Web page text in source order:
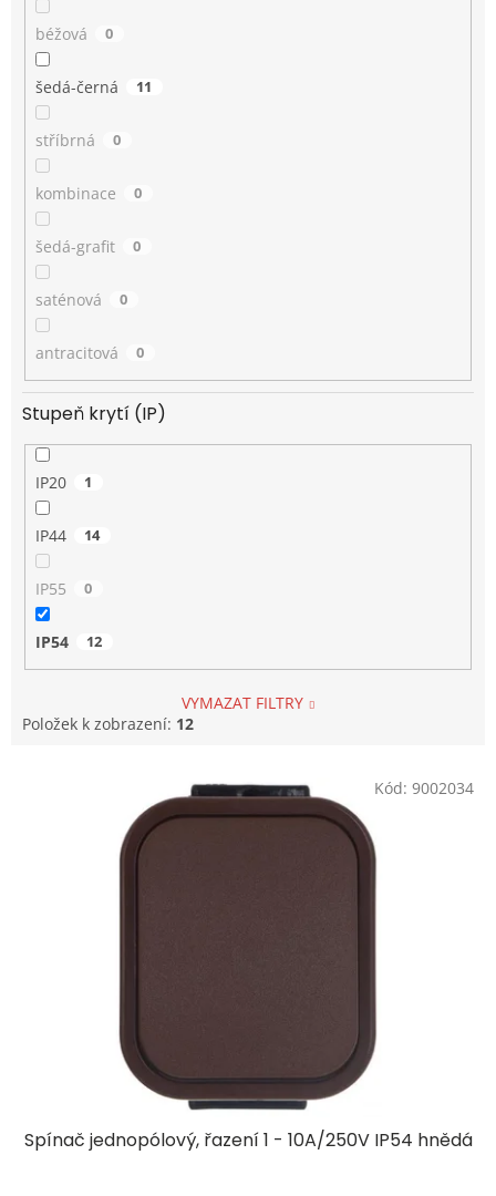
béžová 0
šedá-černá 11
stříbrná 0
kombinace 0
šedá-grafit 0
saténová 0
antracitová 0
Stupeň krytí (IP)
IP20 1
IP44 14
IP55 0
IP54 12
VYMAZAT FILTRY
Položek k zobrazení: 12
Spínač jednopólový, řazení 1 - 10A/250V IP54 hnědá
Kód: 9002034